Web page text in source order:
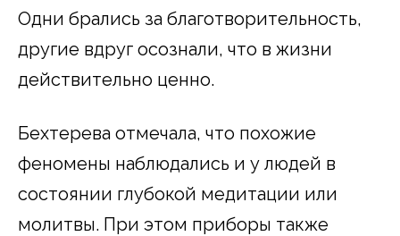
Одни брались за благотворительность,
другие вдруг осознали, что в жизни
действительно ценно.
Бехтерева отмечала, что похожие
феномены наблюдались и у людей в
состоянии глубокой медитации или
молитвы. При этом приборы также